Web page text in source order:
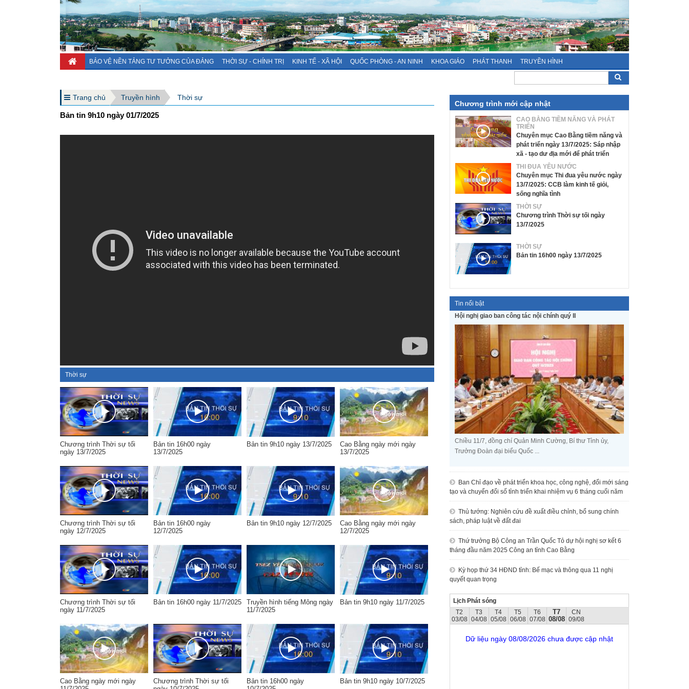
BẢO VỆ NỀN TẢNG TƯ TƯỞNG CỦA ĐẢNG THỜI SỰ - CHÍNH TRỊ KINH TẾ - XÃ HỘI QUỐC PHÒNG - AN NINH KHOA GIÁO PHÁT THANH TRUYỀN HÌNH
Trang chủ Truyền hình Thời sự
Bản tin 9h10 ngày 01/7/2025
Thời sự
Chương trình Thời sự tối
ngày 13/7/2025
Bản tin 16h00 ngày
13/7/2025
Bản tin 9h10 ngày 13/7/2025
Cao Bằng ngày mới ngày
13/7/2025
Chương trình Thời sự tối
ngày 12/7/2025
Bản tin 16h00 ngày
12/7/2025
Bản tin 9h10 ngày 12/7/2025
Cao Bằng ngày mới ngày
12/7/2025
Chương trình Thời sự tối
ngày 11/7/2025
Bản tin 16h00 ngày 11/7/2025
Truyền hình tiếng Mông ngày
11/7/2025
Bản tin 9h10 ngày 11/7/2025
Cao Bằng ngày mới ngày
Chương trình Thời sự tối
Bản tin 16h00 ngày
Bản tin 9h10 ngày 10/7/2025
Chương trình mới cập nhật
CAO BẰNG TIỀM NĂNG VÀ PHÁT
TRIỂN
Chuyên mục Cao Bằng tiềm năng và
phát triển ngày 13/7/2025: Sáp nhập
xã - tạo dư địa mới để phát triển
THI ĐUA YÊU NƯỚC
Chuyên mục Thi đua yêu nước ngày
13/7/2025: CCB làm kinh tế giỏi,
sống nghĩa tình
THỜI SỰ
Chương trình Thời sự tối ngày
13/7/2025
THỜI SỰ
Bản tin 16h00 ngày 13/7/2025
Tin nổi bật
Hội nghị giao ban công tác nội chính quý II
Chiều 11/7, đồng chí Quản Minh Cường, Bí thư Tỉnh ủy,
Trưởng Đoàn đại biểu Quốc ...
Ban Chỉ đạo về phát triển khoa học, công nghệ, đổi mới sáng
tạo và chuyển đổi số tỉnh triển khai nhiệm vụ 6 tháng cuối năm
Thủ tướng: Nghiên cứu đề xuất điều chỉnh, bổ sung chính
sách, pháp luật về đất đai
Thứ trưởng Bộ Công an Trần Quốc Tỏ dự hội nghị sơ kết 6
tháng đầu năm 2025 Công an tỉnh Cao Bằng
Kỳ họp thứ 34 HĐND tỉnh: Bế mạc và thông qua 11 nghị
quyết quan trọng
Lịch Phát sóng
T2
03/08
T3
04/08
T4
05/08
T5
06/08
T6
07/08
T7
08/08
CN
09/08
Dữ liệu ngày 08/08/2026 chưa được cập nhật